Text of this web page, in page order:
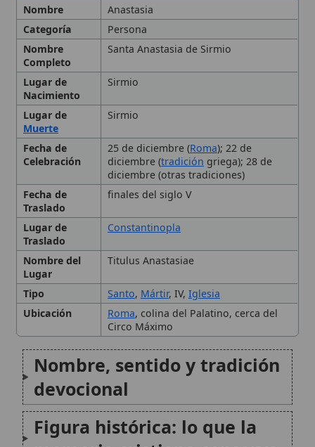
Completo
Lugar de
Nacimiento
Sirmio
Lugar de
Muerte
Fecha de
Celebración
25 de diciembre (
diciembre (otras tradiciones)
Fecha de
Traslado
Lugar de Constantinopla
Nombre del
Lugar
Titulus Anastasiae
Tipo Santo,Mártir, IV,Iglesia
Ubicación
Circo Máximo
Nombre, sentido y tradición
devocional
Figura histórica: lo que la
memoria cristiana conserva
Contexto: la persecución en
tiempos de Diocleciano